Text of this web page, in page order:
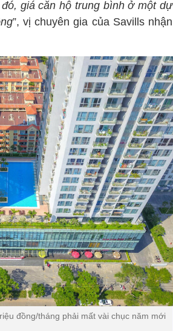
giá căn hộ trung bình ở một dự
”, vị chuyên gia của Savills nhận
đồng/tháng phải mất vài chục năm mới